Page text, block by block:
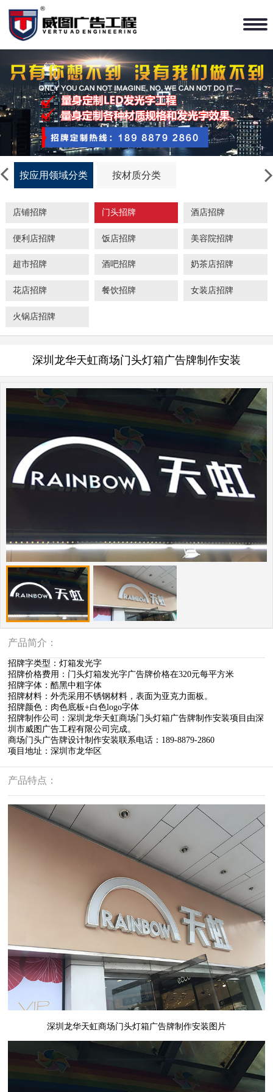
按应用领域分类 按材质分类
店铺招牌 门头招牌 酒店招牌
便利店招牌 饭店招牌 美容院招牌
超市招牌 酒吧招牌 奶茶店招牌
花店招牌 餐饮招牌 女装店招牌
火锅店招牌
深圳龙华天虹商场门头灯箱广告牌制作安装
产品简介：
招牌字类型：灯箱发光字
招牌价格费用：门头灯箱发光字广告牌价格在320元每平方米
招牌字体：酷黑中粗字体
招牌材料：外壳采用不锈钢材料，表面为亚克力面板。
招牌颜色：肉色底板+白色logo字体
招牌制作公司：深圳龙华天虹商场门头灯箱广告牌制作安装项目由深
圳市威图广告工程有限公司完成。
商场门头广告牌设计制作安装联系电话：189-8879-2860
项目地址：深圳市龙华区
产品特点：
深圳龙华天虹商场门头灯箱广告牌制作安装图片